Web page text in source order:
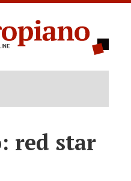
red star